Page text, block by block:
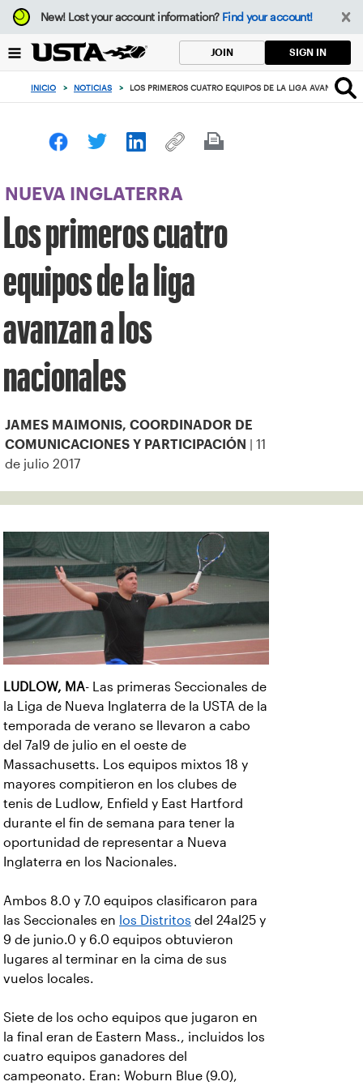
Enfoque
desde
botón
volver
principio
New!Lost your account information? Find your account!
JOIN SIGN IN
INICIO > NOTICIAS > LOS PRIMEROS CUATRO EQUIPOS DE LA LIGA AVANZAN A
NUEVA INGLATERRA
Los primeros cuatro
equipos de la liga
avanzan a los
nacionales
JAMES MAIMONIS, COORDINADOR DE
COMUNICACIONES Y PARTICIPACIÓN
| 11
de julio 2017
LUDLOW, MA- Las primeras Seccionales de
la Liga de Nueva Inglaterra de la USTA de la
temporada de verano se llevaron a cabo
del 7al9 de julio en el oeste de
Massachusetts. Los equipos mixtos 18 y
mayores compitieron en los clubes de
tenis de Ludlow, Enfield y East Hartford
durante el fin de semana para tener la
oportunidad de representar a Nueva
Inglaterra en los Nacionales.
Ambos 8.0 y 7.0 equipos clasificaron para
las Seccionales en los Distritos del 24al25 y
9 de junio.0 y 6.0 equipos obtuvieron
lugares al terminar en la cima de sus
vuelos locales.
Siete de los ocho equipos que jugaron en
la final eran de Eastern Mass., incluidos los
cuatro equipos ganadores del
campeonato. Eran: Woburn Blue (9.0),